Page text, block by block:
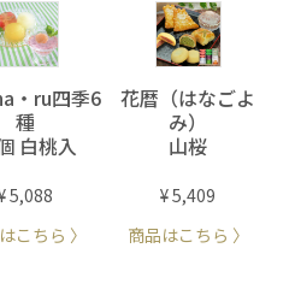
・ru四季6
種
白桃入
5,088
こちら 〉
花暦（はなごよ
み）
山桜
¥ 5,409
商品はこちら 〉